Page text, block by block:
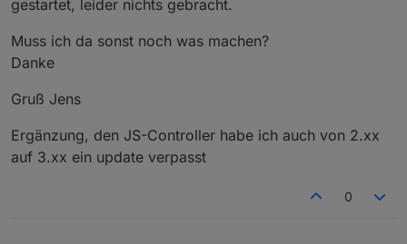
Wenn der Fritz-Repeater in der Garage nicht
bekommst du immer hier
gestartet, leider nichts gebracht.
Muss ich da sonst noch was machen?
Danke
Gruß Jens
Ergänzung, den JS-Controller habe ich auch von 2.xx
auf 3.xx ein update verpasst
0